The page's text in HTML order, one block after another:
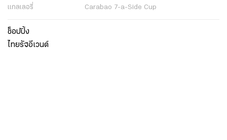
แกลเลอรี่
Carabao 7-a-Side Cup
ช็อปปิ้ง
ไทยรัฐอีเวนต์